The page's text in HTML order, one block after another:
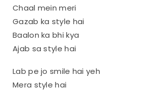
Chaal mein meri
Gazab ka style hai
Baalon ka bhi kya
Ajab sa style hai
Lab pe jo smile hai yeh
Mera style hai